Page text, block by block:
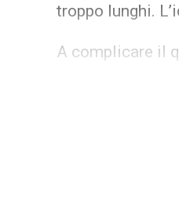
troppo lunghi.
A complicare il
Simeone è
(Samuel Lino).